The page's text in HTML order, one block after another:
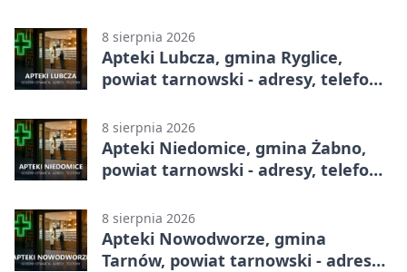
8 sierpnia 2026
Apteki Lubcza, gmina Ryglice,
powiat tarnowski - adresy, telefony,
8 sierpnia 2026
Apteki Niedomice, gmina Żabno,
powiat tarnowski - adresy, telefony,
8 sierpnia 2026
Apteki Nowodworze, gmina
Tarnów, powiat tarnowski - adresy,